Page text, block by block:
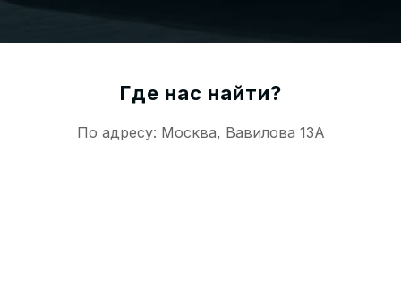
Где нас найти?
По адресу: Москва, Вавилова 13А